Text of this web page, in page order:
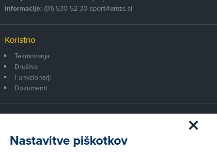
Informacije: (01) 530 52 30 sport@amzs.si
Koristno
Tekmovanja
Društva
Funkcionarji
Dokumenti
Postanite član AMZS
Zakaj (p)ostati član?
Nastavitve piškotkov